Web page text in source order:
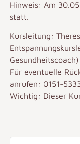
Hinweis: Am
statt.
Kursleitung:
Gesundheitscoach)
Für eventuelle
anrufen: 0151-
Wichtig: Dieser